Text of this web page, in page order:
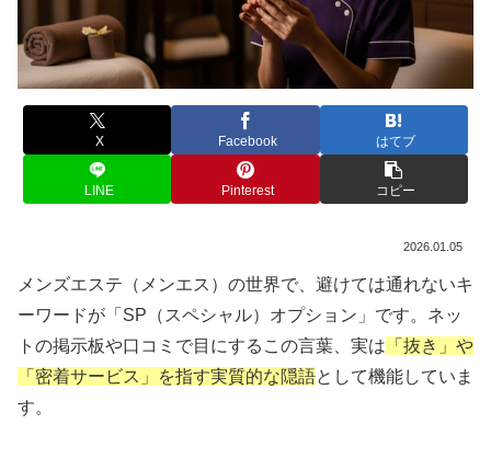
X Facebook はてブ
LINE Pinterest コピー
2026.01.05
メンズエステ（メンエス）の世界で、避けては通れないキ
ーワードが「SP（スペシャル）オプション」です。ネッ
トの掲示板や口コミで目にするこの言葉、実は 「抜き」や
「密着サービス」を指す実質的な隠語として機能していま
す。